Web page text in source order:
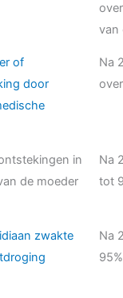
van
of
door
Na
in
de moeder
Na
tot
zwakte
Na
95%